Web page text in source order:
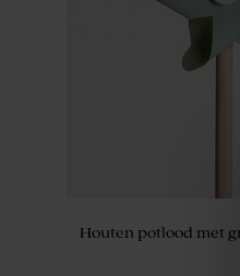
Houten potlood met